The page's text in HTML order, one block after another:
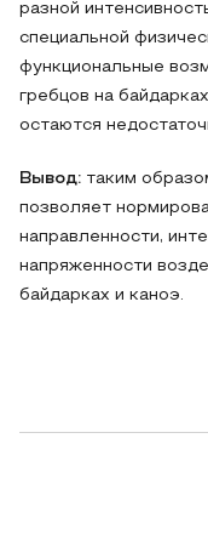
разной
специальной
функциональные
гребцов на
остаются
Вывод: таким
позволяет
направленности,
напряженности
байдарках и каноэ.